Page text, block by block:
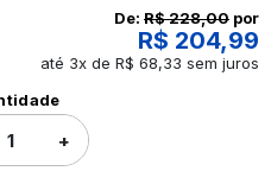
revelar para você!
De: R$ 228,00 por
R$ 204,99
até 3x de R$ 68,33 sem juros
+